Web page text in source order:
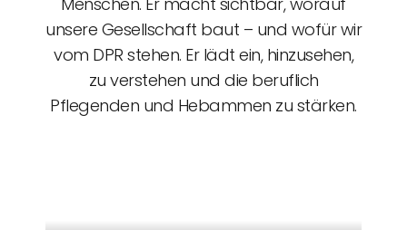
unsere Gesellschaft baut – und wofür wir
vom DPR stehen. Er lädt ein, hinzusehen,
zu verstehen und die beruflich
Pflegenden und Hebammen zu stärken.